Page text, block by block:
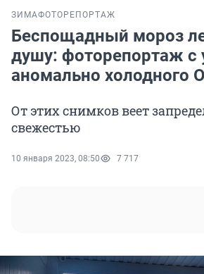
ЗИМАФОТОРЕПОРТАЖ
Беспощадный мороз
душу: фоторепортаж с
аномально холодного
От этих снимков веет
свежестью
10 января 2023, 08:50 7 717